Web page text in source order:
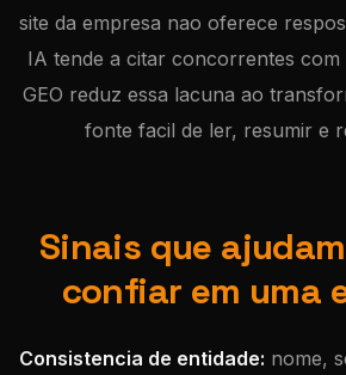
site da empresa nao oferece
IA tende a citar concorrentes com
GEO reduz essa lacuna ao
fonte facil de ler, resumir e
Sinais que
confiar em uma
Consistencia de entidade: nome,